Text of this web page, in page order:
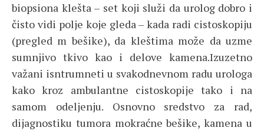
biopsiona klešta – set koji služi da urolog dobro i
čisto vidi polje koje gleda – kada radi cistoskopiju
(pregled m bešike), da kleštima može da uzme
sumnjivo tkivo kao i delove kamena.Izuzetno
važani isntrumneti u svakodnevnom radu urologa
kako kroz ambulantne cistoskopije tako i na
samom odeljenju. Osnovno sredstvo za rad,
dijagnostiku tumora mokraćne bešike, kamena u